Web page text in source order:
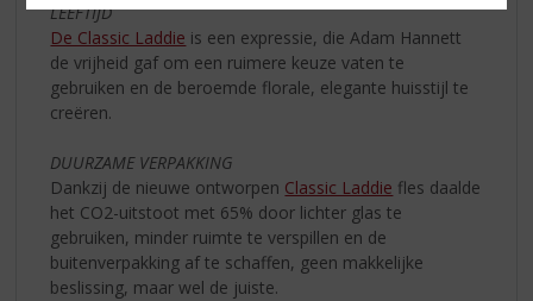
LEEFTIJD
De Classic Laddie is een expressie, die Adam Hannett
de vrijheid gaf om een ruimere keuze vaten te
gebruiken en de beroemde florale, elegante huisstijl te
creëren.
DUURZAME VERPAKKING
Dankzij de nieuwe ontworpen Classic Laddie fles daalde
het CO2-uitstoot met 65% door lichter glas te
gebruiken, minder ruimte te verspillen en de
buitenverpakking af te schaffen, geen makkelijke
beslissing, maar wel de juiste.